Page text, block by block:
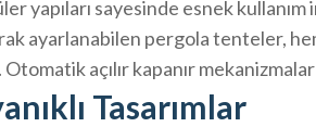
yapıları sayesinde esnek kullanım
ayarlanabilen pergola tenteler,
açılır kapanır mekanizmalar
Tasarımlar